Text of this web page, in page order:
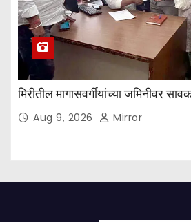
मिरीतील मागासवर्गीयांच्या जमिनीवर
Aug 9, 2026 Mirror